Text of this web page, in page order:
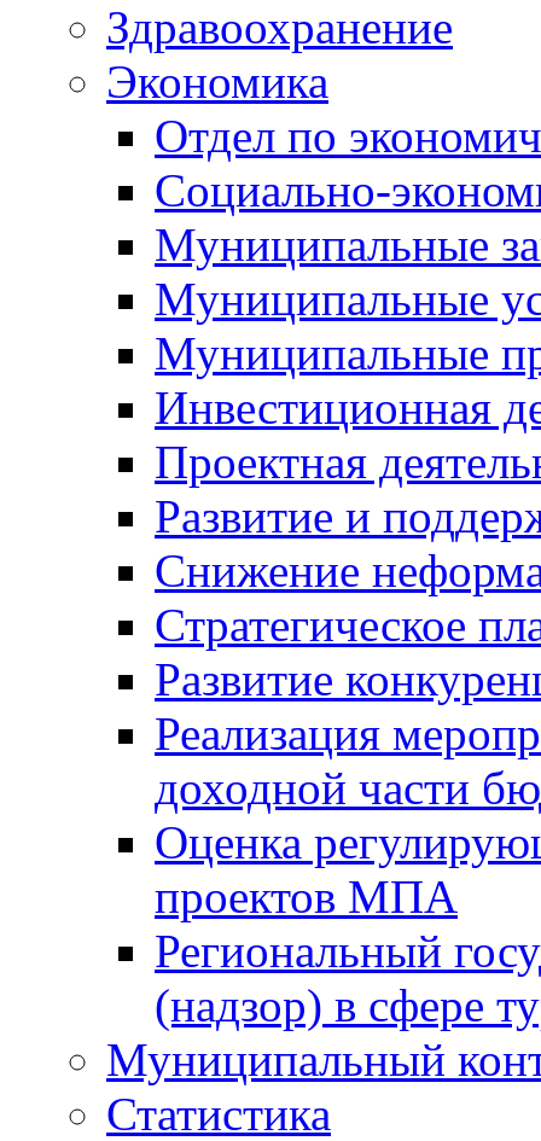
Здравоохранение
Экономика
Отдел по
Социально-
Муниципальные
Муниципальные
Муниципальные
Инвестиционная
Проектная
Развитие и
Снижение
Стратегическое
Развитие
Реализация
доходной части
Оценка
проектов МПА
Региональный
(надзор) в сфере
Муниципальный
Статистика